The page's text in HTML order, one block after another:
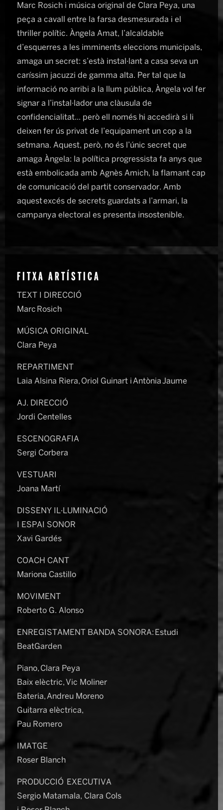
Marc Rosich i música original de Clara Peya, una
peça a cavall entre la farsa desmesurada i el
thriller polític. Àngela Amat, l’alcaldable
d’esquerres a les imminents eleccions municipals,
amaga un secret: s’està instal·lant a casa seva un
caríssim jacuzzi de gamma alta. Per tal que la
informació no arribi a la llum pública, Àngela vol fer
signar a l’instal·lador una clàusula de
confidencialitat... però ell només hi accedirà si li
deixen fer ús privat de l’equipament un cop a la
setmana. Aquest, però, no és l’únic secret que
amaga Àngela: la política progressista fa anys que
està embolicada amb Agnès Amich, la flamant cap
de comunicació del partit conservador. Amb
aquest excés de secrets guardats a l’armari, la
campanya electoral es presenta insostenible.
FITXA ARTÍSTICA
TEXT I DIRECCIÓ
Marc Rosich
MÚSICA ORIGINAL
Clara Peya
REPARTIMENT
Laia Alsina Riera, Oriol Guinart i Antònia Jaume
AJ. DIRECCIÓ
Jordi Centelles
ESCENOGRAFIA
Sergi Corbera
VESTUARI
Joana Martí
DISSENY IL·LUMINACIÓ
I ESPAI SONOR
Xavi Gardés
COACH CANT
Mariona Castillo
MOVIMENT
Roberto G. Alonso
ENREGISTAMENT BANDA SONORA: Estudi
BeatGarden
Piano, Clara Peya
Baix elèctric, Vic Moliner
Bateria, Andreu Moreno
Guitarra elèctrica,
Pau Romero
IMATGE
Roser Blanch
PRODUCCIÓ EXECUTIVA
Sergio Matamala, Clara Cols